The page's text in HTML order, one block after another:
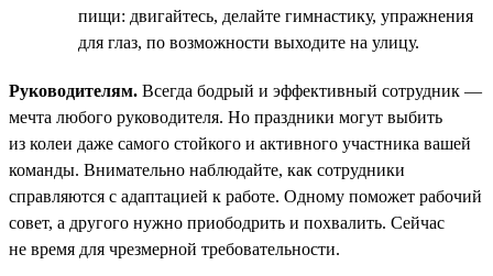
пищи: двигайтесь, делайте гимнастику, упражнения
для глаз, по возможности выходите на улицу.
Руководителям. Всегда бодрый и эффективный сотрудник —
мечта любого руководителя. Но праздники могут выбить
из колеи даже самого стойкого и активного участника вашей
команды. Внимательно наблюдайте, как сотрудники
справляются с адаптацией к работе. Одному поможет рабочий
совет, а другого нужно приободрить и похвалить. Сейчас
не время для чрезмерной требовательности.